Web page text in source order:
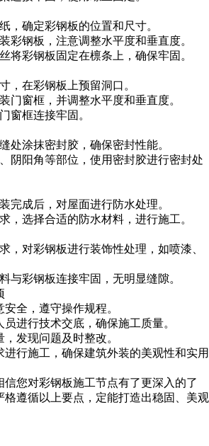
确定彩钢板的位置和尺寸。
钢板，注意调整水平度和垂直度。
彩钢板固定在檩条上，确保牢固。
在彩钢板上预留洞口。
窗框，并调整水平度和垂直度。
框连接牢固。
涂抹密封胶，确保密封性能。
阳角等部位，使用密封胶进行密封处
成后，对屋面进行防水处理。
选择合适的防水材料，进行施工。
对彩钢板进行装饰性处理，如喷漆、
彩钢板连接牢固，无明显缝隙。
全，遵守操作规程。
行技术交底，确保施工质量。
发现问题及时整改。
行施工，确保建筑外装的美观性和实用
您对彩钢板施工节点有了更深入的了
格遵循以上要点，定能打造出稳固、美观